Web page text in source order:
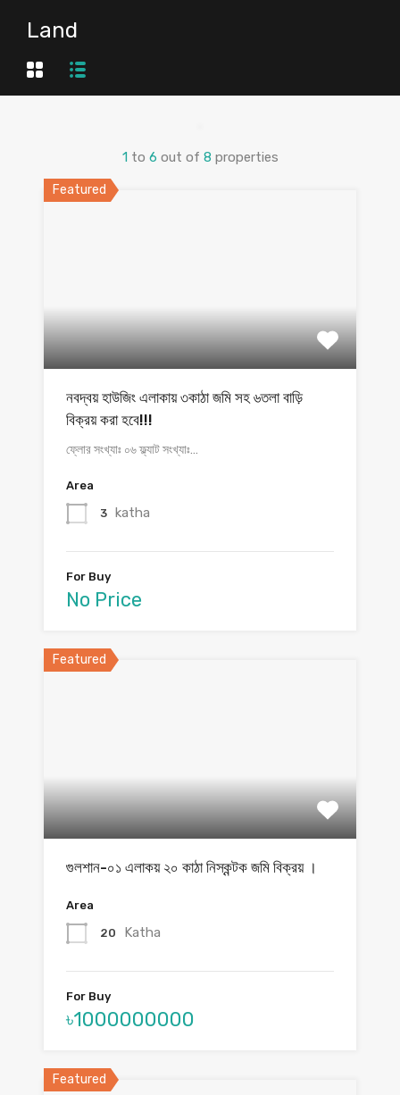
Land
1 to 6 out of 8 properties
Featured
নবদ্বয় হাউজিং এলাকায় ৩কাঠা জমি সহ ৬তলা বাড়ি
বিক্রয় করা হবে!!!
ফ্লোর সংখ্যাঃ ০৬ ফ্ল্যাট সংখ্যাঃ…
Area
3 katha
For Buy
No Price
Featured
গুলশান-০১ এলাকয় ২০ কাঠা নিস্কন্টক জমি বিক্রয় ।
Area
20 Katha
For Buy
৳1000000000
Featured